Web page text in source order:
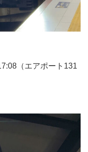
（エアポート131